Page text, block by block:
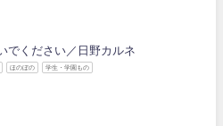
でください／日野カルネ
ほのぼの 学生・学園もの